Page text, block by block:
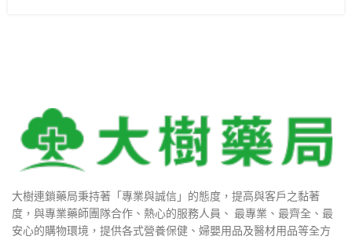
大樹連鎖藥局秉持著「專業與誠信」的態度，提高與客戶之黏著
度，與專業藥師團隊合作、熱心的服務人員、 最專業、最齊全、最
安心的購物環境，提供各式營養保健、婦嬰用品及醫材用品等全方